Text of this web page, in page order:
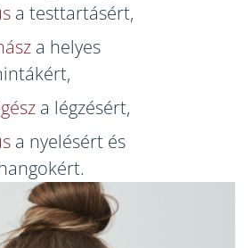
a testtartásért,
a helyes
a légzésért,
a nyelésért és